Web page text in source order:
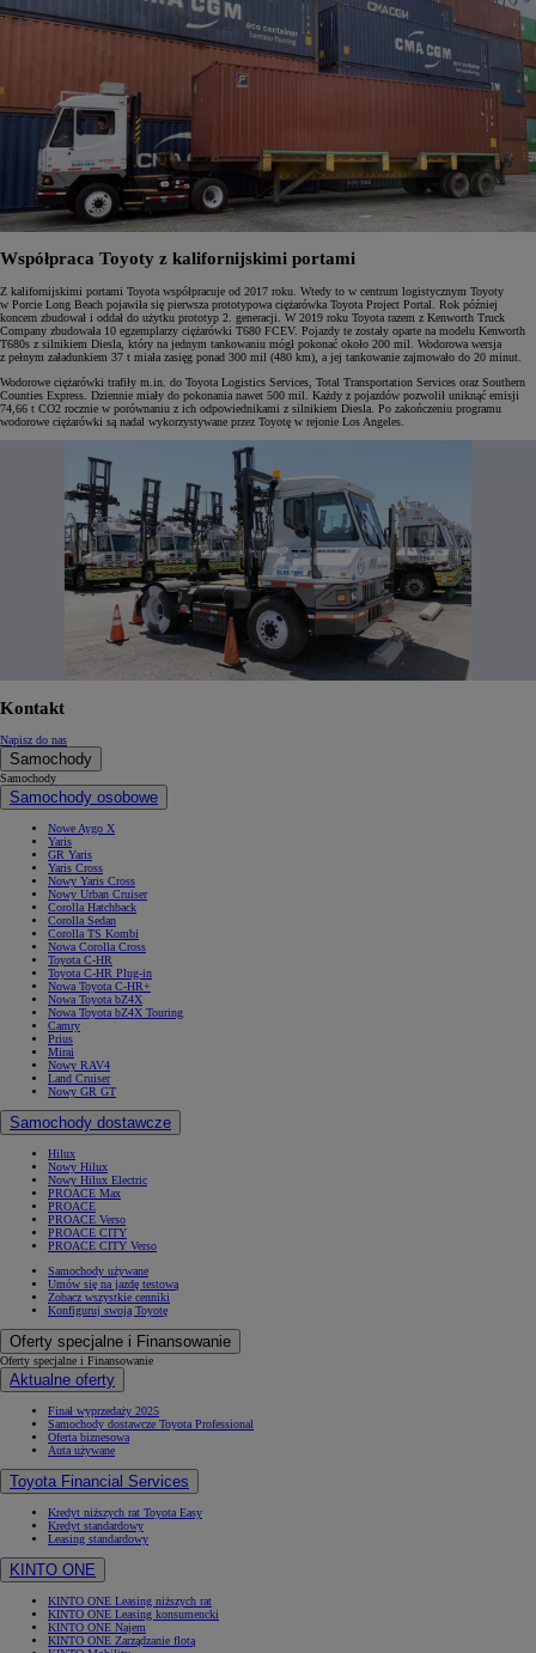
Współpraca Toyoty z kalifornijskimi portami
Z kalifornijskimi portami Toyota współpracuje od 2017 roku. Wtedy to w centrum logistycznym Toyoty
w Porcie Long Beach pojawiła się pierwsza prototypowa ciężarówka Toyota Project Portal. Rok później
koncern zbudował i oddał do użytku prototyp 2. generacji. W 2019 roku Toyota razem z Kenworth Truck
Company zbudowała 10 egzemplarzy ciężarówki T680 FCEV. Pojazdy te zostały oparte na modelu Kenworth
T680s z silnikiem Diesla, który na jednym tankowaniu mógł pokonać około 200 mil. Wodorowa wersja
z pełnym załadunkiem 37 t miała zasięg ponad 300 mil (480 km), a jej tankowanie zajmowało do 20 minut.
Wodorowe ciężarówki trafiły m.in. do Toyota Logistics Services, Total Transportation Services oraz Southern
Counties Express. Dziennie miały do pokonania nawet 500 mil. Każdy z pojazdów pozwolił uniknąć emisji
74,66 t CO2 rocznie w porównaniu z ich odpowiednikami z silnikiem Diesla. Po zakończeniu programu
wodorowe ciężarówki są nadal wykorzystywane przez Toyotę w rejonie Los Angeles.
Kontakt
Napisz do nas
Samochody
Samochody
Samochody osobowe
Nowe Aygo X
Yaris
GR Yaris
Yaris Cross
Nowy Yaris Cross
Nowy Urban Cruiser
Corolla Hatchback
Corolla Sedan
Corolla TS Kombi
Nowa Corolla Cross
Toyota C-HR
Toyota C-HR Plug-in
Nowa Toyota C-HR+
Nowa Toyota bZ4X
Nowa Toyota bZ4X Touring
Camry
Prius
Mirai
Nowy RAV4
Land Cruiser
Nowy GR GT
Samochody dostawcze
Hilux
Nowy Hilux
Nowy Hilux Electric
PROACE Max
PROACE
PROACE Verso
PROACE CITY
PROACE CITY Verso
Samochody używane
Umów się na jazdę testową
Zobacz wszystkie cenniki
Konfiguruj swoją Toyotę
Oferty specjalne i Finansowanie
Oferty specjalne i Finansowanie
Aktualne oferty
Finał wyprzedaży 2025
Samochody dostawcze Toyota Professional
Oferta biznesowa
Auta używane
Toyota Financial Services
Kredyt niższych rat Toyota Easy
Kredyt standardowy
Leasing standardowy
KINTO ONE
KINTO ONE Leasing niższych rat
KINTO ONE Leasing konsumencki
KINTO ONE Najem
KINTO ONE Zarządzanie flotą